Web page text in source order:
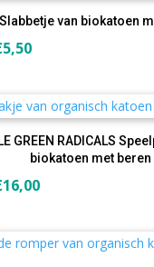
Slabbetje van biokatoen
5,50Huidige
€5,50.
GREEN RADICALS
biokatoen met beren
€24,00.
16,00Huidige
€16,00.